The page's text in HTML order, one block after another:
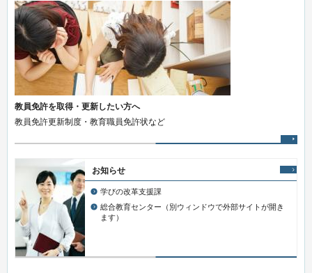
教員免許を取得・更新したい方へ
教員免許更新制度・教育職員免許状など
お知らせ
学びの改革支援課
総合教育センター（別ウィンドウで外部サイトが開き
ます）